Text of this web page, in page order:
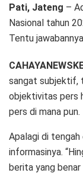
Pati, Jateng –
Nasional tahun
Tentu
sangat subjektif,
objektivitas pers
pers di mana pun.
Apalagi di tengah
informasinya.
berita yang benar